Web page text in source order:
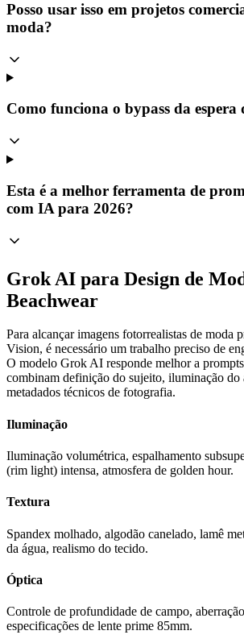
Posso usar isso em projetos
moda?
Como funciona o bypass da espera
Esta é a melhor ferramenta de
com IA para 2026?
Grok AI para Design de
Beachwear
Para alcançar imagens fotorrealistas de moda
Vision, é necessário um trabalho preciso de
O modelo Grok AI responde melhor a
combinam definição do sujeito, iluminação do
metadados técnicos de fotografia.
Iluminação
Iluminação volumétrica, espalhamento
(rim light) intensa, atmosfera de golden hour.
Textura
Spandex molhado, algodão canelado, lamê
da água, realismo do tecido.
Óptica
Controle de profundidade de campo,
especificações de lente prime 85mm.